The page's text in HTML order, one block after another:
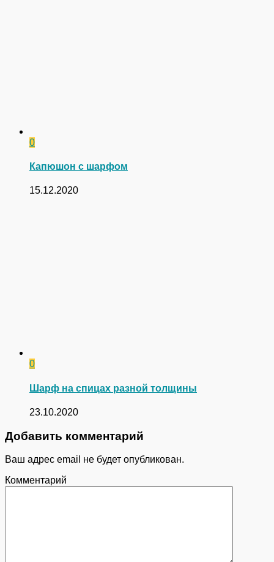
0
Капюшон с шарфом
15.12.2020
0
Шарф на спицах разной толщины
23.10.2020
Добавить комментарий
Ваш адрес email не будет опубликован.
Комментарий